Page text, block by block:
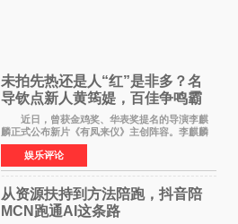
未拍先热还是人“红”是非多？名
导钦点新人黄筠媞，百佳争鸣霸
气回应
近日，曾获金鸡奖、华表奖提名的导演李麒
麟正式公布新片《有凤来仪》主创阵容。李麒麟
早年凭电影《华容道》获得金鸡奖、华表奖提
名，此后长期参与国内外电影制作，其担任制片
人参与的作品亦曾
娱乐评论
从资源扶持到方法陪跑，抖音陪
MCN跑通AI这条路